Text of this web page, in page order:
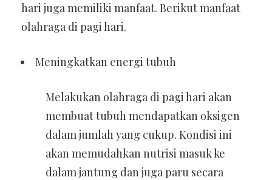
hari juga memiliki manfaat. Berikut manfaat
olahraga di pagi hari.
Meningkatkan energi tubuh
Melakukan olahraga di pagi hari akan
membuat tubuh mendapatkan oksigen
dalam jumlah yang cukup. Kondisi ini
akan memudahkan nutrisi masuk ke
dalam jantung dan juga paru secara